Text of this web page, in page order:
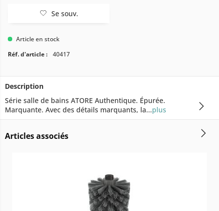
Se souv.
Article en stock
Réf. d'article :
40417
Description
Série salle de bains ATORE Authentique. Épurée.
Marquante. Avec des détails marquants, la...plus
Articles associés